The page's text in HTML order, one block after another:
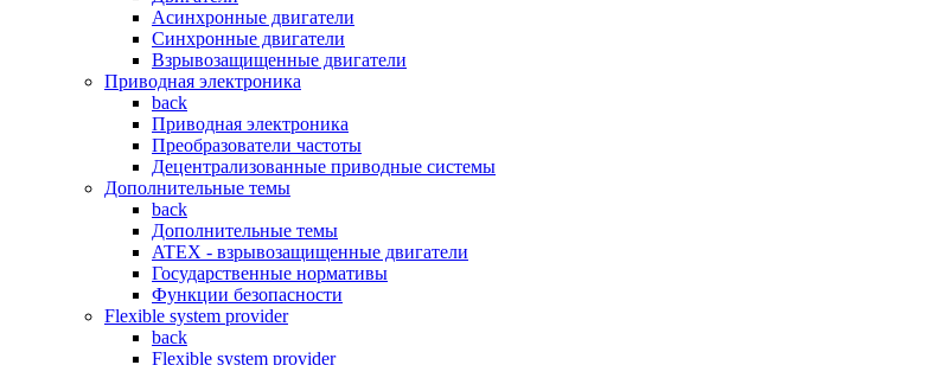
Асинхронные двигатели
Синхронные двигатели
Взрывозащищенные двигатели
Приводная электроника
back
Приводная электроника
Преобразователи частоты
Децентрализованные приводные системы
Дополнительные темы
back
Дополнительные темы
ATEX - взрывозащищенные двигатели
Государственные нормативы
Функции безопасности
Flexible system provider
back
Flexible system provider